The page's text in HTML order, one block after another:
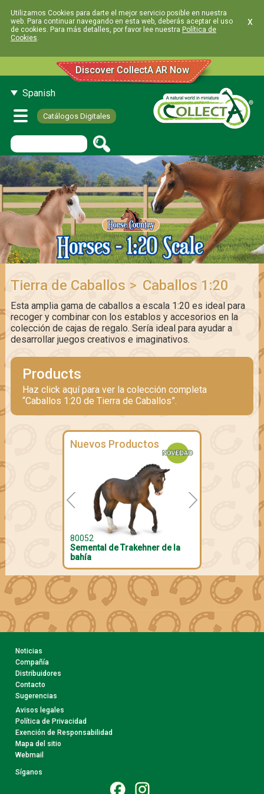
Utilizamos Cookies para darte el mejor servicio posible en nuestra
web. Para continuar navegando en esta web, deberás aceptar el uso
de cookies. Para más detalles, por favor lee nuestra Política de
Cookies.
x
Discover CollectA AR Now
Spanish
Catálogos Digitales
Tierra de Caballos > Caballos 1:20
Esta amplia gama de caballos a escala 1:20 es ideal para
recoger y combinar con los establos y accesorios en la
colección de cajas de regalo. Sería ideal para ayudar a
desarrollar juegos creativos e imaginativos.
Products
Haz click aquí para ver la colección completa
“Caballos 1:20 de Tierra de Caballos”.
Nuevos Productos
80052
Semental de Trakehner de la
bahía
Noticias
Compañía
Distribuidores
Contacto
Sugerencias
Avisos legales
Política de Privacidad
Exención de Responsabilidad
Mapa del sitio
Webmail
Síganos